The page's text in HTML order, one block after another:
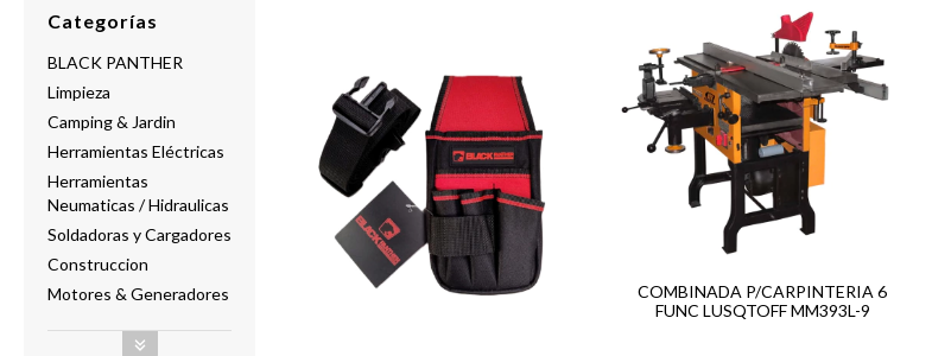
Categorías
BLACK PANTHER
Limpieza
Camping & Jardin
Herramientas Eléctricas
Herramientas
Neumaticas / Hidraulicas
Soldadoras y Cargadores
Construccion
Motores & Generadores
COMBINADA P/CARPINTERIA 6
FUNC LUSQTOFF MM393L-9